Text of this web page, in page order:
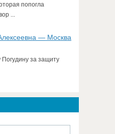
попогла
...
— Москва
за защиту